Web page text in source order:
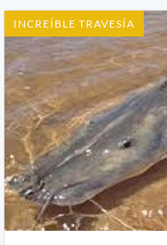
INCREÍBLE TRAVESÍA